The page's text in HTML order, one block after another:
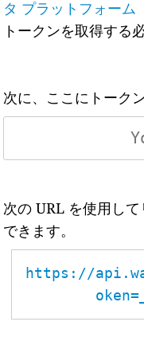
タ プラットフォーム
トークンを取得する
次に、ここにトーク
次の URL を使用し
できます。
https://